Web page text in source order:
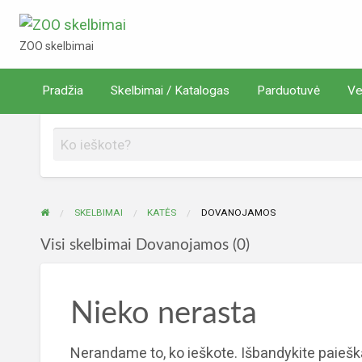
Verta
ZOO skelbimai
Pradžia Skelbimai / Katalogas Parduotuvė
SKELBIMAI KATĖS DOVANOJAMOS
Visi skelbimai Dovanojamos (0)
Nieko nerasta
Nerandame to, ko ieškote. Išbandykite